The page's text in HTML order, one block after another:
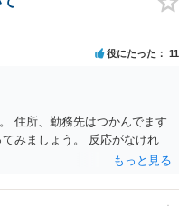
役にたった 11
住所、勤務先はつかんでます
みましょう。 反応がなけれ